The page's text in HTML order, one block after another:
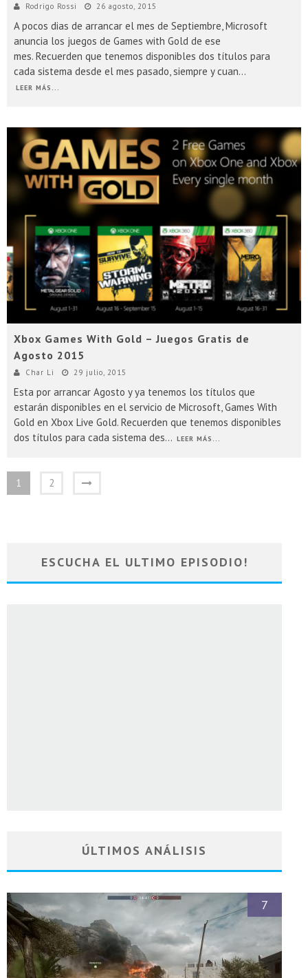
Rodrigo Rossi 26 agosto, 2015
A pocos dias de arrancar el mes de Septiembre, Microsoft
anuncia los juegos de Games with Gold de ese
mes. Recuerden que tenemos disponibles dos títulos para
cada sistema desde el mes pasado, siempre y cuan...
LEER MÁS...
Xbox Games With Gold – Juegos Gratis de
Agosto 2015
Char Li 29 julio, 2015
Esta por arrancar Agosto y ya tenemos los títulos que
estarán disponibles en el servicio de Microsoft, Games With
Gold en Xbox Live Gold. Recuerden que tenemos disponibles
dos títulos para cada sistema des... LEER MÁS...
1 2
ESCUCHA EL ULTIMO EPISODIO!
ÚLTIMOS ANÁLISIS
7